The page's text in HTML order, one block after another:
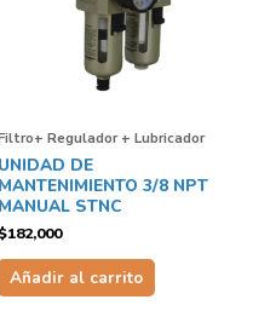
Regulador + Lubricador
UNIDAD DE
MANTENIMIENTO 3/8 NPT
MANUAL STNC
$182,000
Añadir al carrito